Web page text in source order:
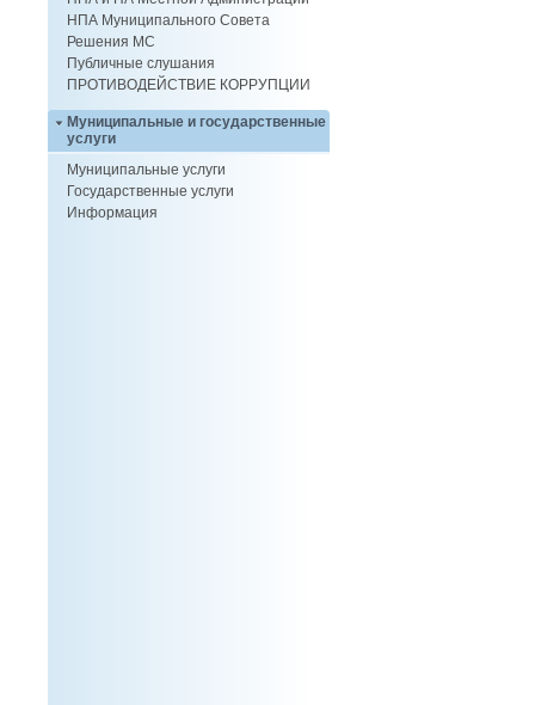
НПА Муниципального Совета
Решения МС
Публичные слушания
ПРОТИВОДЕЙСТВИЕ КОРРУПЦИИ
Муниципальные и государственные
услуги
Муниципальные услуги
Государственные услуги
Информация